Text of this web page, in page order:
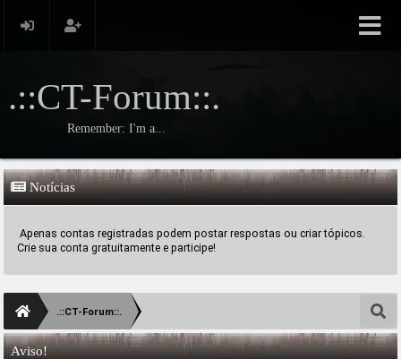
.::CT-Forum::.
Remember: I'm a...
Notícias
Apenas contas registradas podem postar respostas ou criar tópicos.
Crie sua conta gratuitamente e participe!
.::CT-Forum::.
Aviso!